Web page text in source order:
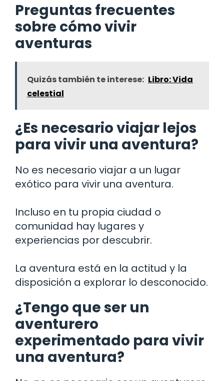
Preguntas frecuentes
sobre cómo vivir
aventuras
Quizás también te interese: Libro: Vida
celestial
¿Es necesario viajar lejos
para vivir una aventura?
No es necesario viajar a un lugar
exótico para vivir una aventura.
Incluso en tu propia ciudad o
comunidad hay lugares y
experiencias por descubrir.
La aventura está en la actitud y la
disposición a explorar lo desconocido.
¿Tengo que ser un
aventurero
experimentado para vivir
una aventura?